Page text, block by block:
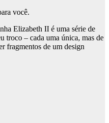
você.
Elizabeth II é uma série de
troco – cada uma única, mas de
fragmentos de um design